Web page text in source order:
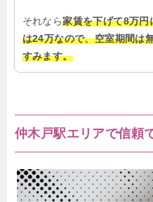
それなら家賃を下げて8万円
は24万なので、空室期間は
すみます。
仲木戸駅エリアで信頼